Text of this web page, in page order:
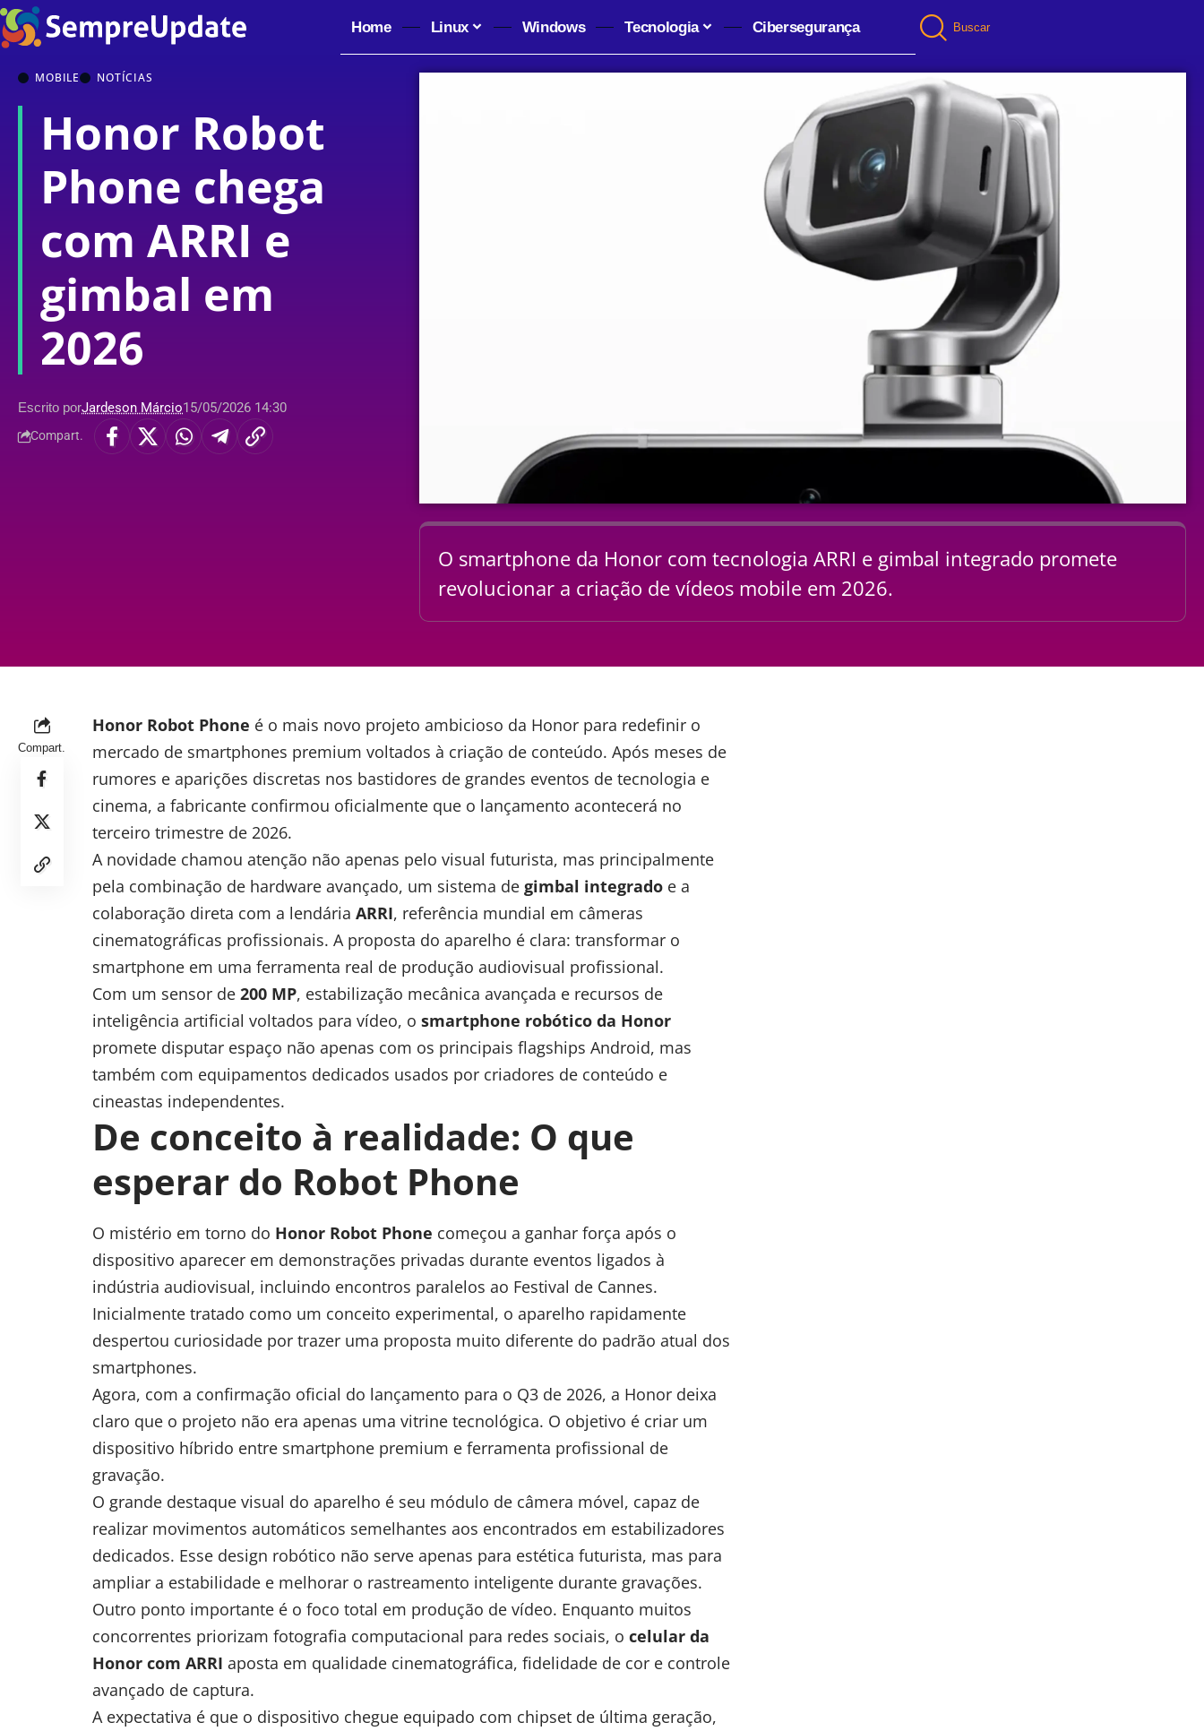
Home Linux Windows Tecnologia Cibersegurança Buscar
MOBILE NOTÍCIAS
Honor Robot
Phone chega
com ARRI e
gimbal em
2026
Escrito porJardeson Márcio15/05/2026 14:30
Compart.
O smartphone da Honor com tecnologia ARRI e gimbal integrado promete
revolucionar a criação de vídeos mobile em 2026.
Compart.
Honor Robot Phone é o mais novo projeto ambicioso da Honor para redefinir o
mercado de smartphones premium voltados à criação de conteúdo. Após meses de
rumores e aparições discretas nos bastidores de grandes eventos de tecnologia e
cinema, a fabricante confirmou oficialmente que o lançamento acontecerá no
terceiro trimestre de 2026.
A novidade chamou atenção não apenas pelo visual futurista, mas principalmente
pela combinação de hardware avançado, um sistema de gimbal integrado e a
colaboração direta com a lendária ARRI, referência mundial em câmeras
cinematográficas profissionais. A proposta do aparelho é clara: transformar o
smartphone em uma ferramenta real de produção audiovisual profissional.
Com um sensor de 200 MP, estabilização mecânica avançada e recursos de
inteligência artificial voltados para vídeo, o smartphone robótico da Honor
promete disputar espaço não apenas com os principais flagships Android, mas
também com equipamentos dedicados usados por criadores de conteúdo e
cineastas independentes.
De conceito à realidade: O que
esperar do Robot Phone
O mistério em torno do Honor Robot Phone começou a ganhar força após o
dispositivo aparecer em demonstrações privadas durante eventos ligados à
indústria audiovisual, incluindo encontros paralelos ao Festival de Cannes.
Inicialmente tratado como um conceito experimental, o aparelho rapidamente
despertou curiosidade por trazer uma proposta muito diferente do padrão atual dos
smartphones.
Agora, com a confirmação oficial do lançamento para o Q3 de 2026, a Honor deixa
claro que o projeto não era apenas uma vitrine tecnológica. O objetivo é criar um
dispositivo híbrido entre smartphone premium e ferramenta profissional de
gravação.
O grande destaque visual do aparelho é seu módulo de câmera móvel, capaz de
realizar movimentos automáticos semelhantes aos encontrados em estabilizadores
dedicados. Esse design robótico não serve apenas para estética futurista, mas para
ampliar a estabilidade e melhorar o rastreamento inteligente durante gravações.
Outro ponto importante é o foco total em produção de vídeo. Enquanto muitos
concorrentes priorizam fotografia computacional para redes sociais, o celular da
Honor com ARRI aposta em qualidade cinematográfica, fidelidade de cor e controle
avançado de captura.
A expectativa é que o dispositivo chegue equipado com chipset de última geração,